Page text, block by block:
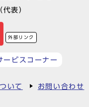
代表）
外部リンク
ービスコーナー
いて お問い合わせ